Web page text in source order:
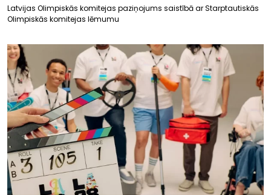
Latvijas Olimpiskās komitejas paziņojums saistībā ar Starptautiskās
Olimpiskās komitejas lēmumu